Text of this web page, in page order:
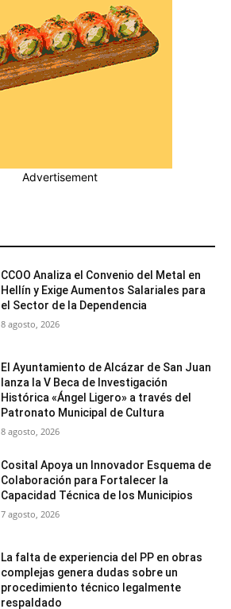
CCOO Analiza el Convenio del Metal en
Hellín y Exige Aumentos Salariales para
el Sector de la Dependencia
8 agosto, 2026
El Ayuntamiento de Alcázar de San Juan
lanza la V Beca de Investigación
Histórica «Ángel Ligero» a través del
Patronato Municipal de Cultura
8 agosto, 2026
Cosital Apoya un Innovador Esquema de
Colaboración para Fortalecer la
Capacidad Técnica de los Municipios
7 agosto, 2026
La falta de experiencia del PP en obras
complejas genera dudas sobre un
procedimiento técnico legalmente
respaldado